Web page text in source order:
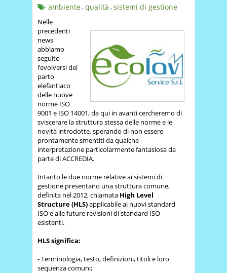
ambiente,qualità ,sistemi di gestione
Nelle
precedenti
news
abbiamo
seguito
l’evolversi del
parto
elefantiaco
delle nuove
norme ISO
9001 e ISO 14001, da qui in avanti cercheremo di
sviscerare la struttura stessa delle norme e le
novità introdotte, sperando di non essere
prontamente smentiti da qualche
interpretazione particolarmente fantasiosa da
parte di ACCREDIA.
Intanto le due norme relative ai sistemi di
gestione presentano una struttura comune,
definita nel 2012, chiamata High Level
Structure (HLS)applicabile ai nuovi standard
ISO e alle future revisioni di standard ISO
esistenti.
HLS significa:
-Terminologia, testo, definizioni, titoli e loro
sequenza comuni;